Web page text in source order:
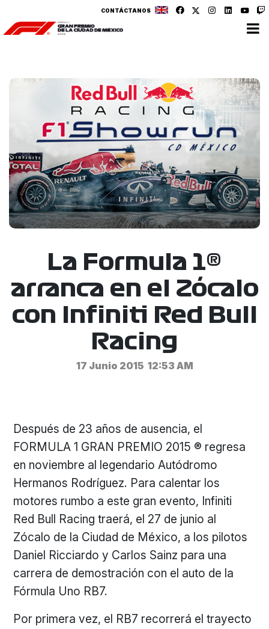
CONTÁCTANOS
La Formula 1®
arranca en el Zócalo
con Infiniti Red Bull
Racing
17 Junio 2015 12:53 AM
Después de 23 años de ausencia, el
FORMULA 1 GRAN PREMIO 2015 ® regresa
en noviembre al legendario Autódromo
Hermanos Rodríguez. Para calentar los
motores rumbo a este gran evento, Infiniti
Red Bull Racing traerá, el 27 de junio al
Zócalo de la Ciudad de México, a los pilotos
Daniel Ricciardo y Carlos Sainz para una
carrera de demostración con el auto de la
Fórmula Uno RB7.
Por primera vez, el RB7 recorrerá el trayecto